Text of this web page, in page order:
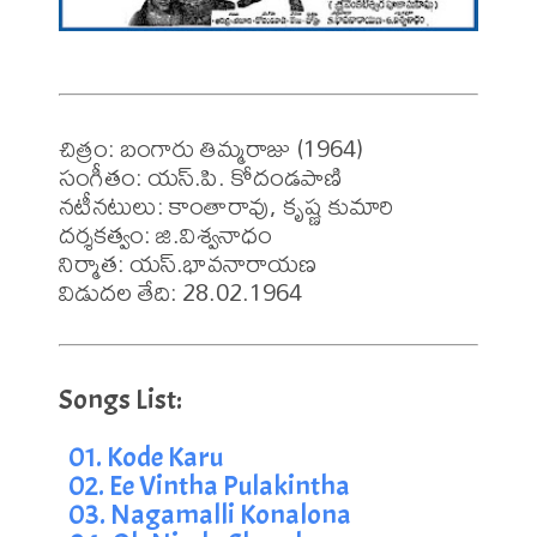
చిత్రం: బంగారు తిమ్మరాజు (1964)
సంగీతం: యస్.పి. కోదండపాణి
నటీనటులు: కాంతారావు, కృష్ణ కుమారి
దర్శకత్వం: జి.విశ్వనాధం
నిర్మాత: యస్.భావనారాయణ
విడుదల తేది: 28.02.1964
01. Kode Karu
02. Ee Vintha Pulakintha
03. Nagamalli Konalona